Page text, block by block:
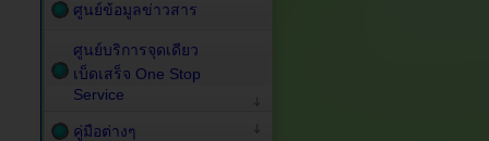
ศูนย์ข้อมูลข่าวสาร
ศูนย์บริการจุดเดียว
เบ็ดเสร็จ One Stop
Service
คู่มือต่างๆ